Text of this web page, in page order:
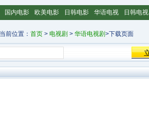
国内电影 欧美电影 日韩电影 华语电视 日韩电视
当前位置： 首页 > 电视剧 > 华语电视剧>下载页面